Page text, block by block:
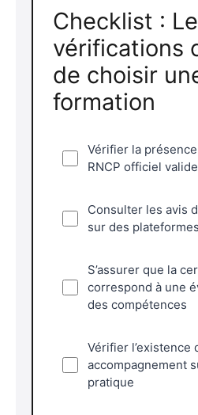
Checklist :
vérifications
de choisir
formation
Vérifier la présence
RNCP officiel valide
Consulter les avis
sur des
S’assurer que la
correspond à une
des compétences
Vérifier l’existence
accompagnement
pratique